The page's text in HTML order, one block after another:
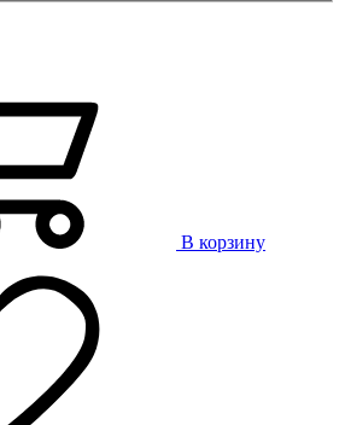
В корзину